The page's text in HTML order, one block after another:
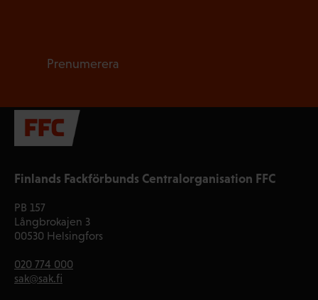
Finlands Fackförbunds Centralorganisation FFC
PB 157
Långbrokajen 3
00530 Helsingfors
020 774 000
sak@sak.fi
Prenumerera